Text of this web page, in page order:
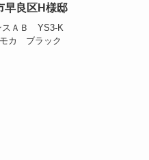
早良区H様邸
スＡＢ YS3-K
カ ブラック